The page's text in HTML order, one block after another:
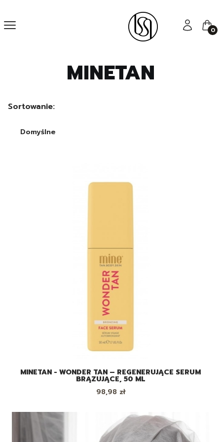
Menu Zaloguj się
MINETAN
Lista produktów
Sortowanie:
Domyślne
MINETAN - WONDER TAN – REGENERUJĄCE SERUM
BRĄZUJĄCE, 50 ML
Cena
98,98 zł